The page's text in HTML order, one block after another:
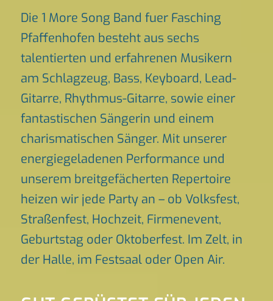
Die 1 More Song Band fuer Fasching
Pfaffenhofen besteht aus sechs
talentierten und erfahrenen Musikern
am Schlagzeug, Bass, Keyboard, Lead-
Gitarre, Rhythmus-Gitarre, sowie einer
fantastischen Sängerin und einem
charismatischen Sänger. Mit unserer
energiegeladenen Performance und
unserem breitgefächerten Repertoire
heizen wir jede Party an – ob Volksfest,
Straßenfest, Hochzeit, Firmenevent,
Geburtstag oder Oktoberfest. Im Zelt, in
der Halle, im Festsaal oder Open Air.